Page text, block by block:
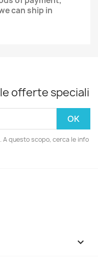
can ship in
offerte speciali
A questo scopo, cerca le info
